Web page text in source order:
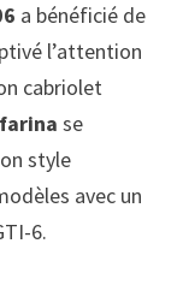
a bénéficié de
l’attention
cabriolet
se
style
avec un
6.